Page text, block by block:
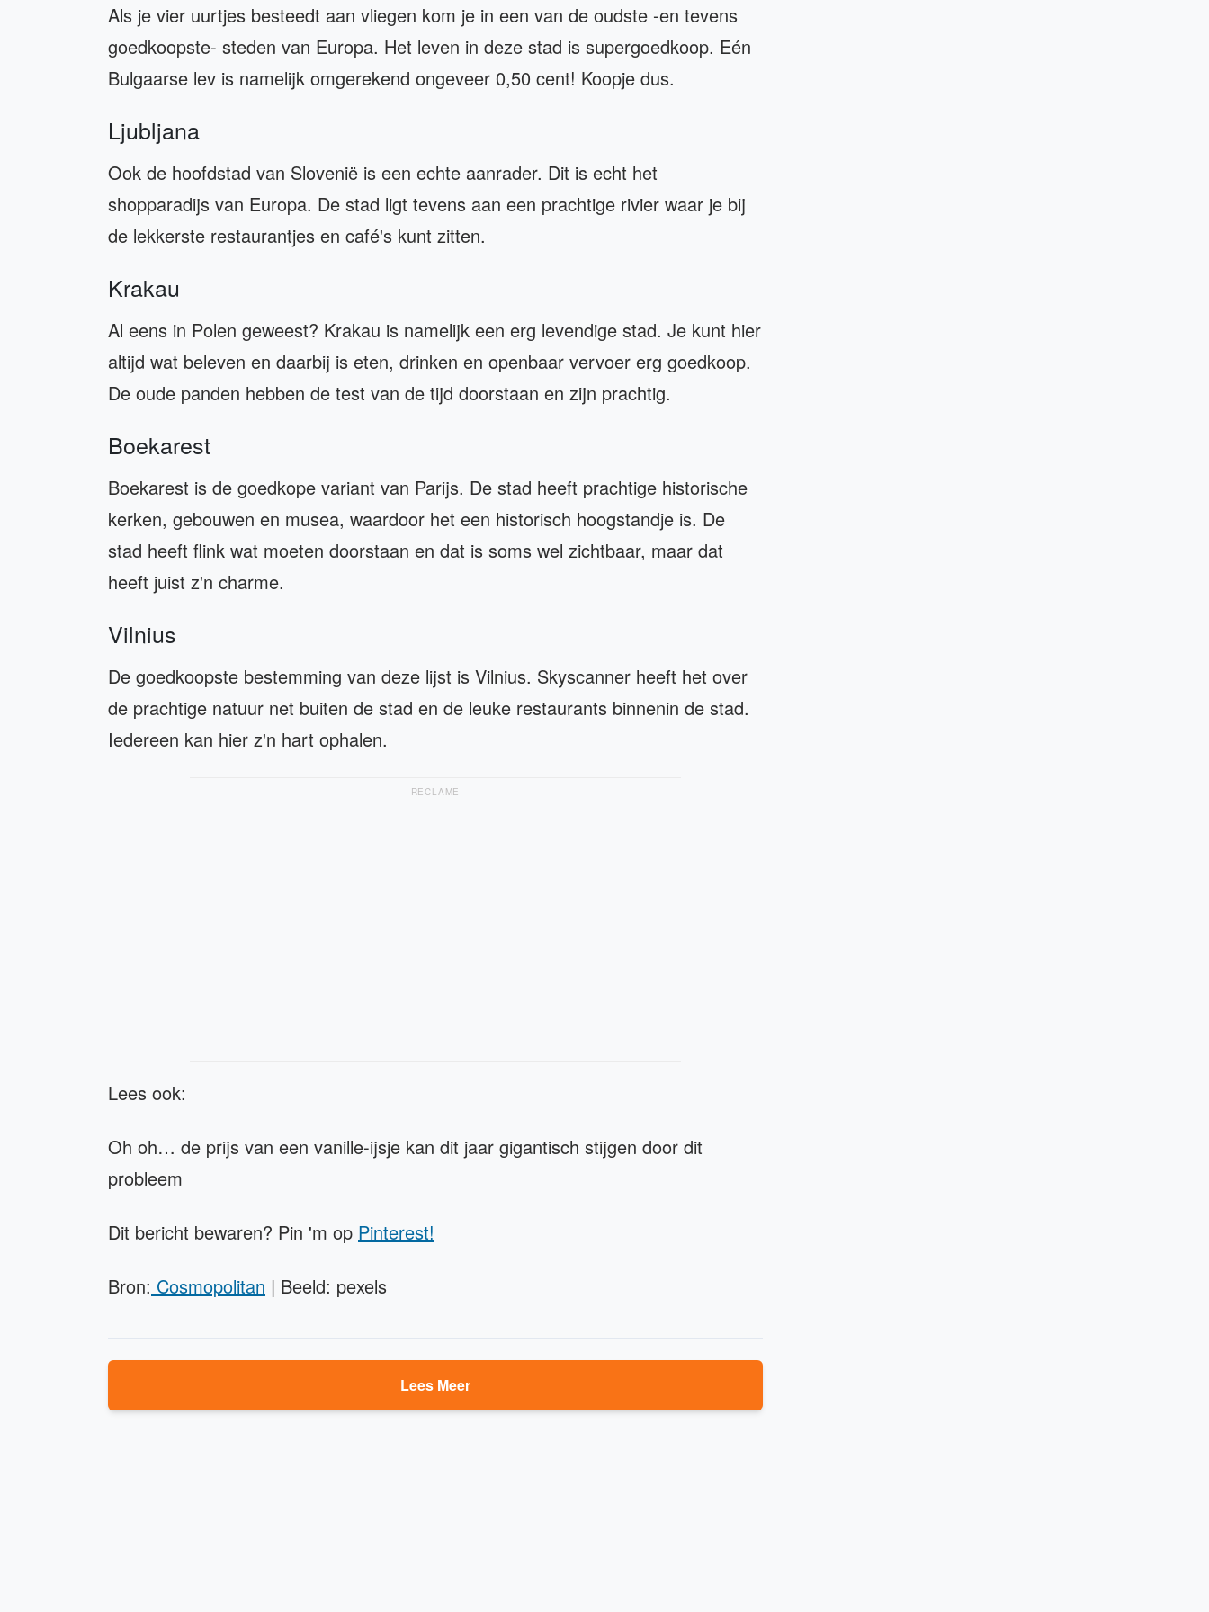
Als je vier uurtjes besteedt aan vliegen kom je in een van de oudste -en tevens
goedkoopste- steden van Europa. Het leven in deze stad is supergoedkoop. Eén
Bulgaarse lev is namelijk omgerekend ongeveer 0,50 cent! Koopje dus.
Ljubljana
Ook de hoofdstad van Slovenië is een echte aanrader. Dit is echt het
shopparadijs van Europa. De stad ligt tevens aan een prachtige rivier waar je bij
de lekkerste restaurantjes en café's kunt zitten.
Krakau
Al eens in Polen geweest? Krakau is namelijk een erg levendige stad. Je kunt hier
altijd wat beleven en daarbij is eten, drinken en openbaar vervoer erg goedkoop.
De oude panden hebben de test van de tijd doorstaan en zijn prachtig.
Boekarest
Boekarest is de goedkope variant van Parijs. De stad heeft prachtige historische
kerken, gebouwen en musea, waardoor het een historisch hoogstandje is. De
stad heeft flink wat moeten doorstaan en dat is soms wel zichtbaar, maar dat
heeft juist z'n charme.
Vilnius
De goedkoopste bestemming van deze lijst is Vilnius. Skyscanner heeft het over
de prachtige natuur net buiten de stad en de leuke restaurants binnenin de stad.
Iedereen kan hier z'n hart ophalen.
RECLAME
Lees ook:
Oh oh… de prijs van een vanille-ijsje kan dit jaar gigantisch stijgen door dit
probleem
Dit bericht bewaren? Pin 'm op Pinterest!
Bron: Cosmopolitan | Beeld: pexels
Lees Meer